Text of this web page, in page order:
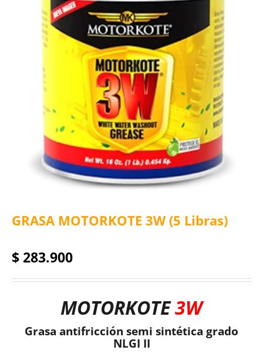
GRASA MOTORKOTE 3W (5 Libras)
$ 283.900
MOTORKOTE3W
Grasa antifricción semi sintética grado
NLGI II